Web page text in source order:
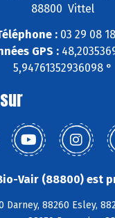
88800 Vittel
:03 29 08
GPS :
5,94761352936098 °
Vair (88800) est
Darney, 88260 Esley,